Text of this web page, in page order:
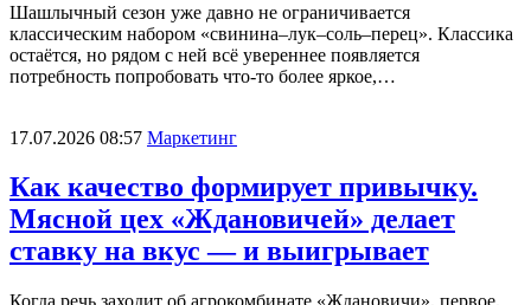
Шашлычный сезон уже давно не ограничивается
классическим набором «свинина–лук–соль–перец». Классика
остаётся, но рядом с ней всё увереннее появляется
потребность попробовать что-то более яркое,…
17.07.2026 08:57 Маркетинг
Как качество формирует привычку.
Мясной цех «Ждановичей» делает
ставку на вкус — и выигрывает